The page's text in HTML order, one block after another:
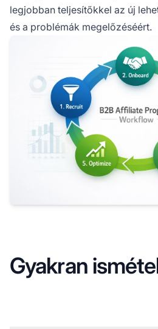
legjobban teljesítőkkel az új
és a problémák megelőzéséért.
Gyakran